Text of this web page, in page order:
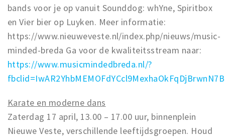
bands voor je op vanuit Sounddog: whYne, Spiritbox
en Vier bier op Luyken. Meer informatie:
https://www.nieuweveste.nl/index.php/nieuws/music-
minded-breda Ga voor de kwaliteitsstream naar:
https://www.musicmindedbreda.nl/?
Karate en moderne dans
Zaterdag 17 april, 13.00 – 17.00 uur, binnenplein
Nieuwe Veste, verschillende leeftijdsgroepen. Houd